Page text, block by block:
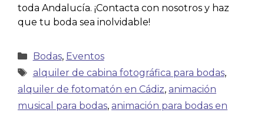
toda Andalucía. ¡Contacta con nosotros y haz
que tu boda sea inolvidable!
Bodas, Eventos
alquiler de cabina fotográfica para bodas,
alquiler de fotomatón en Cádiz, animación
musical para bodas, animación para bodas en